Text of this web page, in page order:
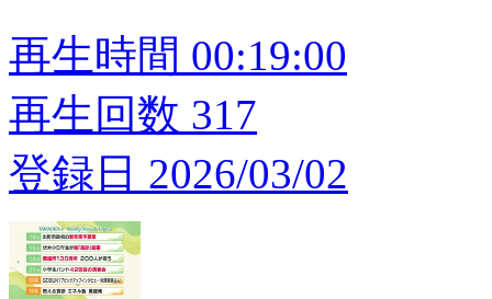
再生時間 00:19:00
再生回数 317
登録日 2026/03/02